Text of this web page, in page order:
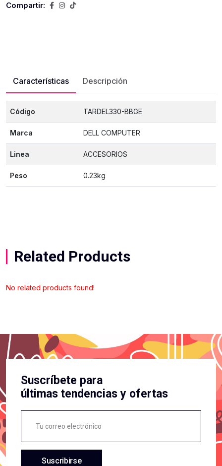
Compartir:
Características Descripción
Código TARDEL330-BBGE
Marca DELL COMPUTER
Linea ACCESORIOS
Peso 0.23kg
Related Products
No related products found!
Suscríbete para
últimas tendencias y ofertas
Suscribirse